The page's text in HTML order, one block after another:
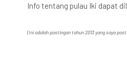
Info tentang pulau Iki dapat
(Ini adalah postingan tahun 2013 yang saya